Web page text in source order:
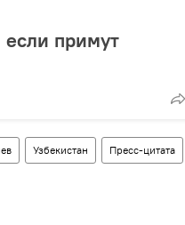
примут
Узбекистан Пресс-цитата